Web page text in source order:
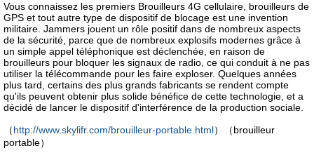
Vous connaissez les premiers Brouilleurs 4G cellulaire, brouilleurs de
GPS et tout autre type de dispositif de blocage est une invention
militaire. Jammers jouent un rôle positif dans de nombreux aspects
de la sécurité, parce que de nombreux explosifs modernes grâce à
un simple appel téléphonique est déclenchée, en raison de
brouilleurs pour bloquer les signaux de radio, ce qui conduit à ne pas
utiliser la télécommande pour les faire exploser. Quelques années
plus tard, certains des plus grands fabricants se rendent compte
qu'ils peuvent obtenir plus solide bénéfice de cette technologie, et a
décidé de lancer le dispositif d'interférence de la production sociale.
（http://www.skylifr.com/brouilleur-portable.html）（brouilleur
portable）